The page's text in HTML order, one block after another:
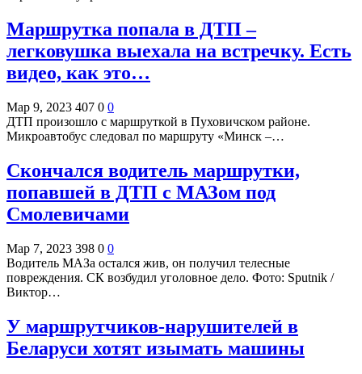
Маршрутка попала в ДТП –
легковушка выехала на встречку. Есть
видео, как это…
Мар 9, 2023 407 0 0
ДТП произошло с маршруткой в Пуховичском районе.
Микроавтобус следовал по маршруту «Минск –…
Cкончался водитель маршрутки,
попавшей в ДТП с МАЗом под
Смолевичами
Мар 7, 2023 398 0 0
Водитель МАЗа остался жив, он получил телесные
повреждения. СК возбудил уголовное дело. Фото: Sputnik /
Виктор…
У маршрутчиков-нарушителей в
Беларуси хотят изымать машины